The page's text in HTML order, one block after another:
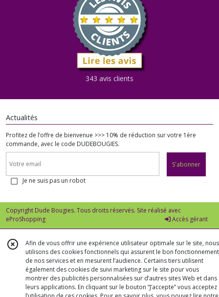
343 avis clients
Actualités
Profitez de l’offre de bienvenue >>> 10% de réduction sur votre 1ère
commande, avec le code DUDEBOUGIES.
S'abonner
Je ne suis pas un robot
Copyright Dude Bougies. Tous droits réservés. Site réalisé avec
eProShopping
Accès gérant
Afin de vous offrir une expérience utilisateur optimale sur le site, nous
utilisons des cookies fonctionnels qui assurent le bon fonctionnement
de nos services et en mesurent l’audience. Certains tiers utilisent
également des cookies de suivi marketing sur le site pour vous
montrer des publicités personnalisées sur d’autres sites Web et dans
leurs applications. En cliquant sur le bouton “J’accepte” vous acceptez